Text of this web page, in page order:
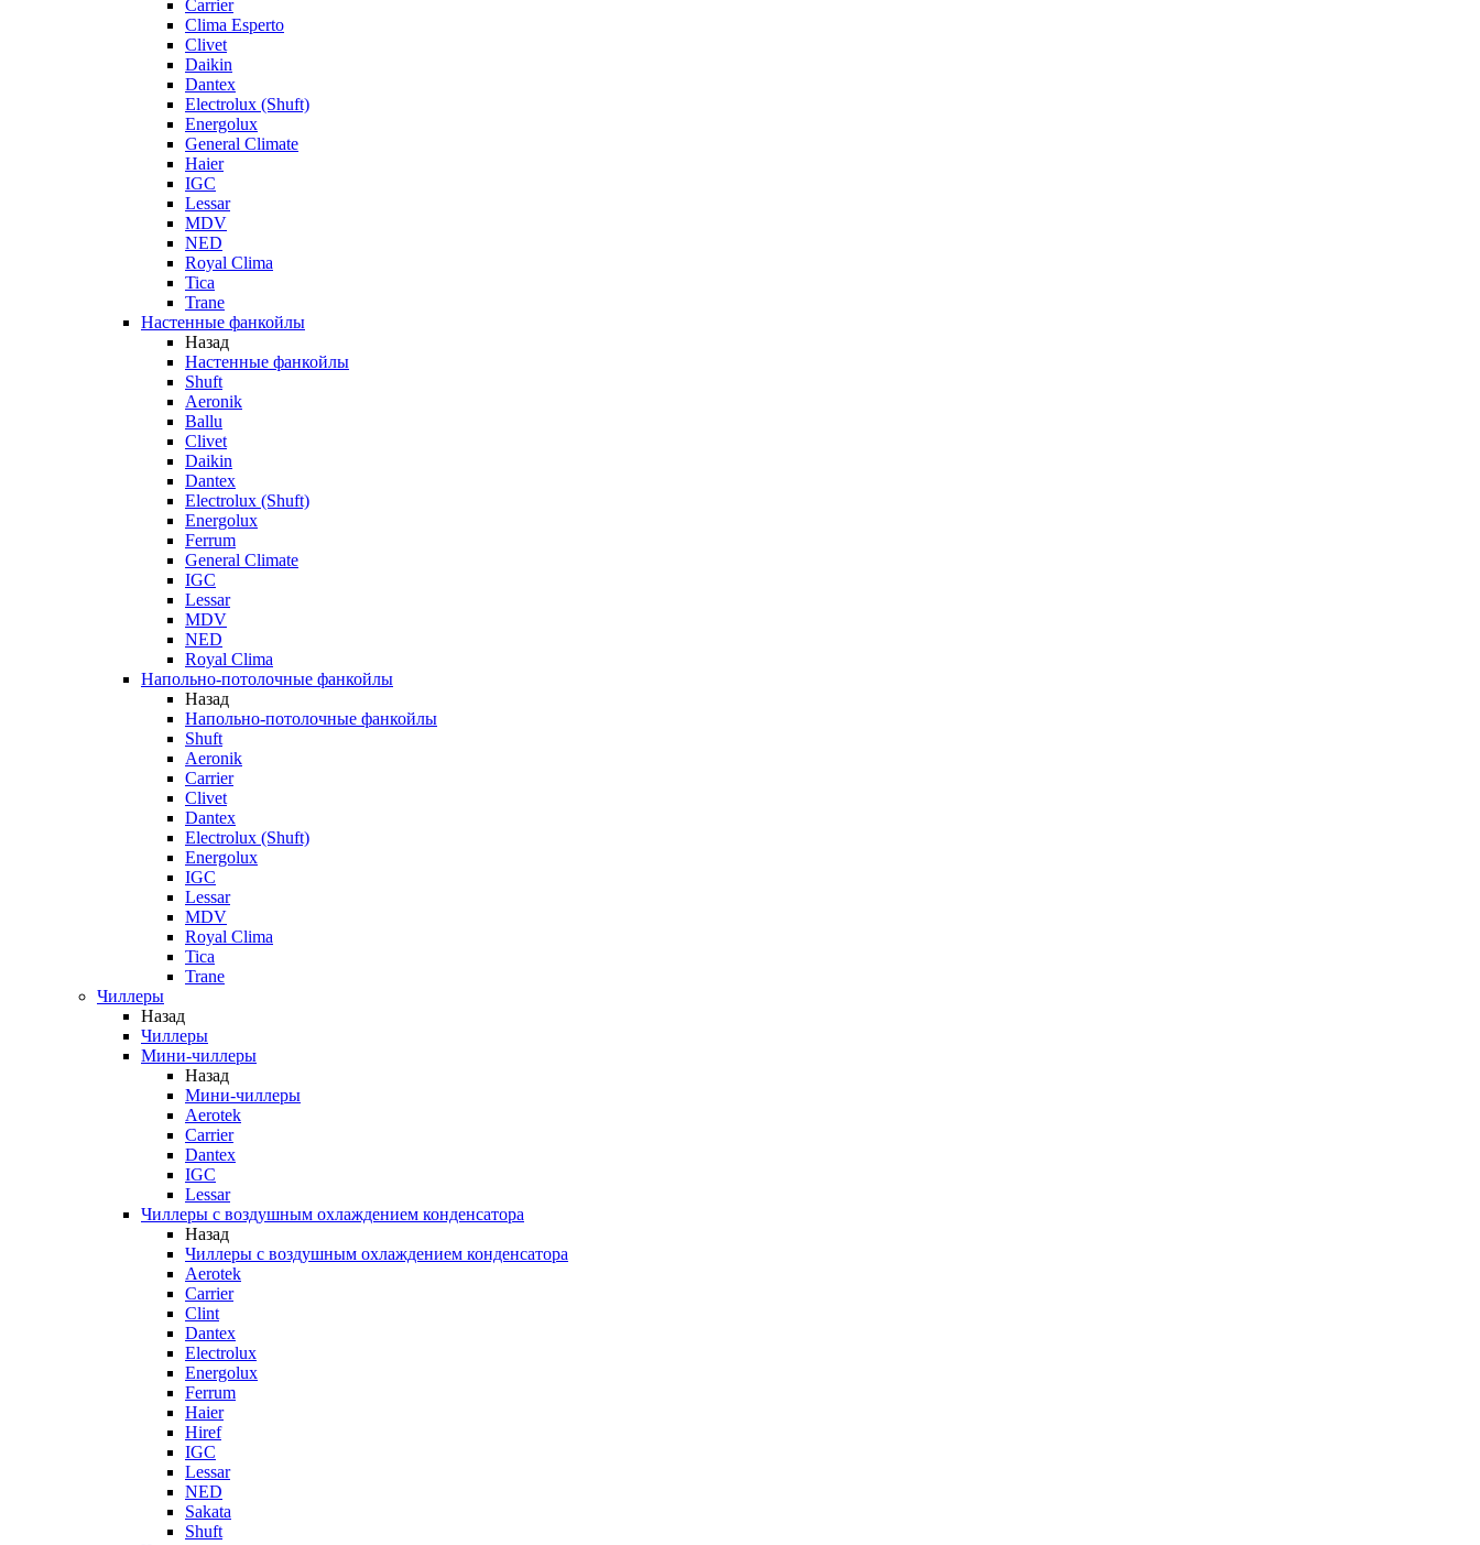
Carrier
Clima Esperto
Clivet
Daikin
Dantex
Electrolux (Shuft)
Energolux
General Climate
Haier
IGC
Lessar
MDV
NED
Royal Clima
Tica
Trane
Настенные фанкойлы
Назад
Настенные фанкойлы
Shuft
Aeronik
Ballu
Clivet
Daikin
Dantex
Electrolux (Shuft)
Energolux
Ferrum
General Climate
IGC
Lessar
MDV
NED
Royal Clima
Напольно-потолочные фанкойлы
Назад
Напольно-потолочные фанкойлы
Shuft
Aeronik
Carrier
Clivet
Dantex
Electrolux (Shuft)
Energolux
IGC
Lessar
MDV
Royal Clima
Tica
Trane
Чиллеры
Назад
Чиллеры
Мини-чиллеры
Назад
Мини-чиллеры
Aerotek
Carrier
Dantex
IGC
Lessar
Чиллеры с воздушным охлаждением конденсатора
Назад
Чиллеры с воздушным охлаждением конденсатора
Aerotek
Carrier
Clint
Dantex
Electrolux
Energolux
Ferrum
Haier
Hiref
IGC
Lessar
NED
Sakata
Shuft